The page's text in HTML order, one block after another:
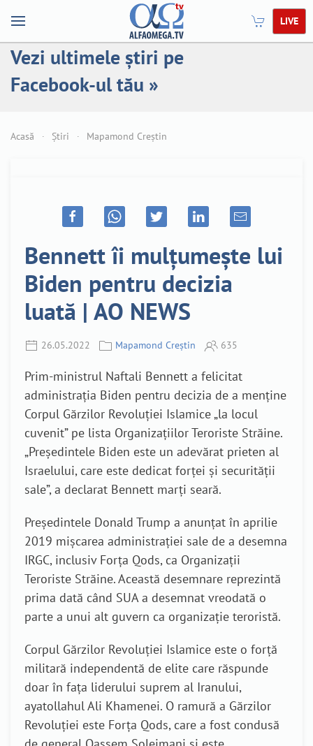
LIVE
Vezi ultimele știri pe
Facebook-ul tău »
Acasă Știri Mapamond Creștin
Bennett îi mulțumește lui
Biden pentru decizia
luată | AO NEWS
26.05.2022 Mapamond Creștin 635
Prim-ministrul Naftali Bennett a felicitat
administrația Biden pentru decizia de a menține
Corpul Gărzilor Revoluției Islamice „la locul
cuvenit” pe lista Organizațiilor Teroriste Străine.
„Președintele Biden este un adevărat prieten al
Israelului, care este dedicat forței și securității
sale”, a declarat Bennett marți seară.
Președintele Donald Trump a anunțat în aprilie
2019 mișcarea administrației sale de a desemna
IRGC, inclusiv Forța Qods, ca Organizații
Teroriste Străine. Această desemnare reprezintă
prima dată când SUA a desemnat vreodată o
parte a unui alt guvern ca organizație teroristă.
Corpul Gărzilor Revoluției Islamice este o forță
militară independentă de elite care răspunde
doar în fața liderului suprem al Iranului,
ayatollahul Ali Khamenei. O ramură a Gărzilor
Revoluției este Forța Qods, care a fost condusă